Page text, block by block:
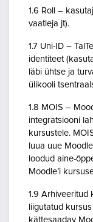
1.6 Roll –
vaatleja jt).
1.7 Uni-ID –
identiteet
läbi ühtse ja
ülikooli
1.8 MOIS –
integratsiooni
kursustele.
luua uue
loodud aine-
Moodle’i
1.9 Arhiveeritud
liigutatud
kättesaadav